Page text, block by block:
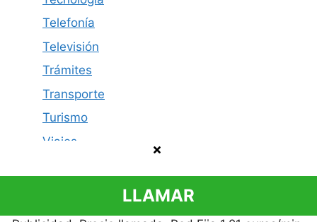
Telefonía
Televisión
Trámites
Transporte
Turismo
Viajes
LLAMAR